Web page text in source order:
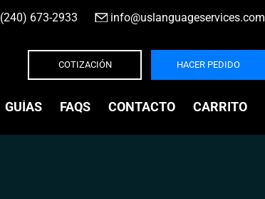
(240) 673-2933 info@uslanguageservices.com
COTIZACIÓN HACER PEDIDO
GUÍAS FAQS CONTACTO CARRITO